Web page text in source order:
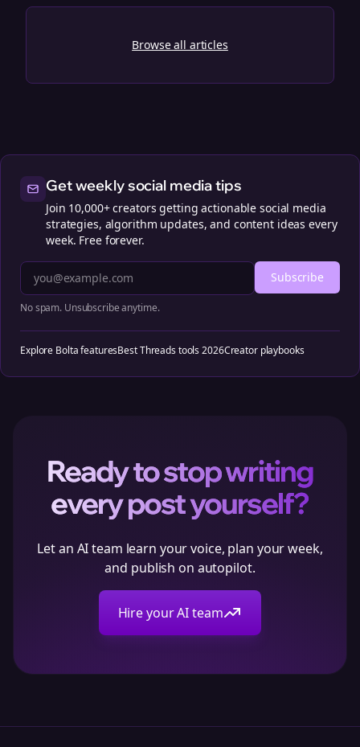
Browse all articles
Get weekly social media tips
Join 10,000+ creators getting actionable social media
strategies, algorithm updates, and content ideas every
week. Free forever.
Subscribe
No spam. Unsubscribe anytime.
Explore Bolta featuresBest Threads tools 2026Creator playbooks
Ready to stop writing
every post yourself?
Let an AI team learn your voice, plan your week,
and publish on autopilot.
Hire your AI team